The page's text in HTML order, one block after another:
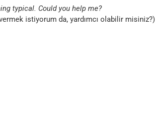
typical. Could you help me?
istiyorum da, yardımcı olabilir misiniz?)